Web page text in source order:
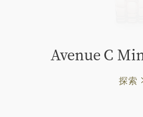
Avenue C
探索